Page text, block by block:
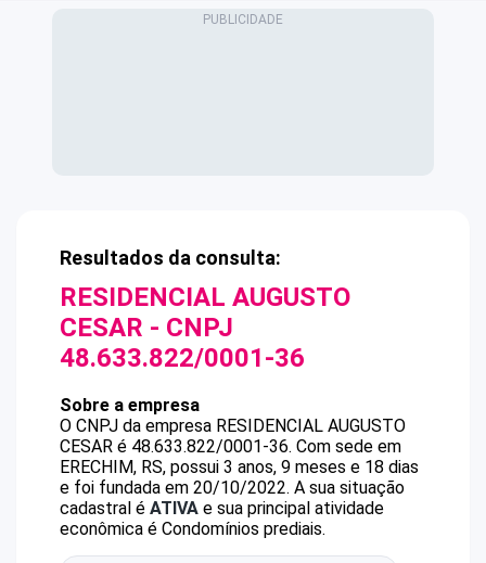
Resultados da consulta:
RESIDENCIAL AUGUSTO
CESAR - CNPJ
48.633.822/0001-36
Sobre a empresa
O CNPJ da empresa RESIDENCIAL AUGUSTO
CESAR é 48.633.822/0001-36. Com sede em
ERECHIM, RS, possui 3 anos, 9 meses e 18 dias
e foi fundada em 20/10/2022. A sua situação
cadastral é ATIVA e sua principal atividade
econômica é Condomínios prediais.